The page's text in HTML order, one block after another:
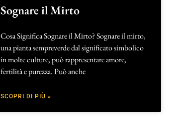
Sognare il Mirto
Cosa Significa Sognare il Mirto? Sognare il mirto,
una pianta sempreverde dal significato simbolico
in molte culture, può rappresentare amore,
fertilità e purezza. Può anche
SCOPRI DI PIÙ »